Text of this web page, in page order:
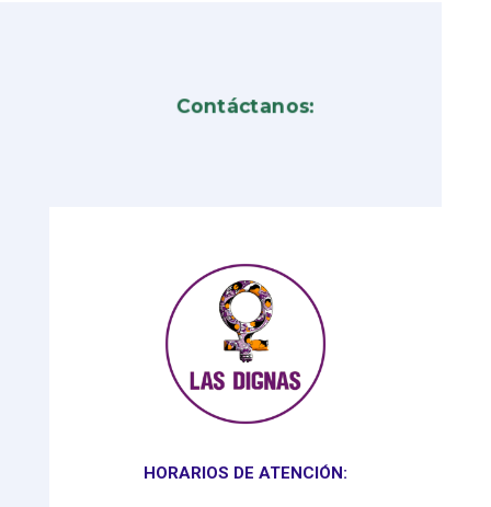
Contáctanos:
HORARIOS DE ATENCIÓN: